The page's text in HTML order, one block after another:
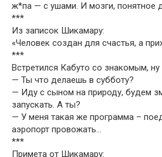
ж*па — с ушами. И мозги, понятное
***
Из записок Шикамару:
«Человек создан для счастья, а
***
Встретился Кабуто со знакомым, ну
— Ты что делаешь в субботу?
— Иду с сыном на природу, будем
запускать. А ты?
— У меня такая же программа –
аэропорт провожать…
***
Примета от Шикамару: